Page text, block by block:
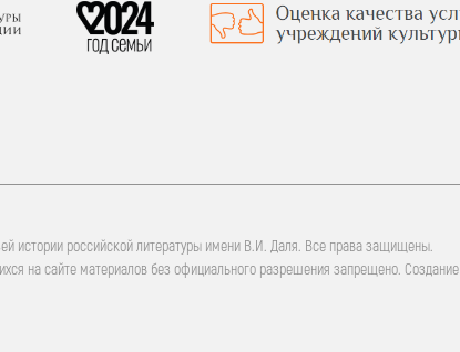
истории российской литературы имени В.И. Даля. Все права защищены.
на сайте материалов без официального разрешения запрещено. Создание